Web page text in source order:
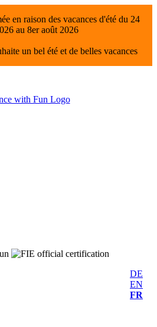
en raison des vacances d'été du 24
au 8er août 2026
un bel été et de belles vacances
DE
EN
FR